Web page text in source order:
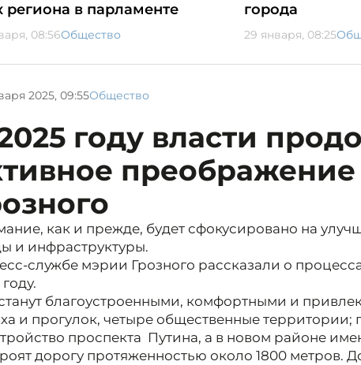
региона в парламенте
08:56Общество
города
29 января, 08:25
2025, 09:55Общество
году власти
преображение
как и прежде, будет сфокусировано на
и инфраструктуры.
службе мэрии Грозного рассказали о
благоустроенными, комфортными и
и прогулок, четыре общественные территории;
проспекта Путина, а в новом районе
дорогу протяженностью около 1800 метров.